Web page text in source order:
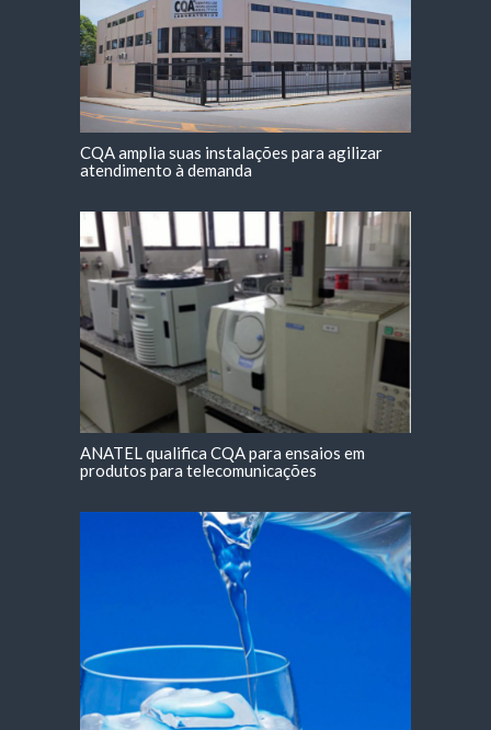
CQA amplia suas instalações para agilizar
atendimento à demanda
ANATEL qualifica CQA para ensaios em
produtos para telecomunicações